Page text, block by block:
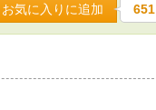
お気に入りに追加 651